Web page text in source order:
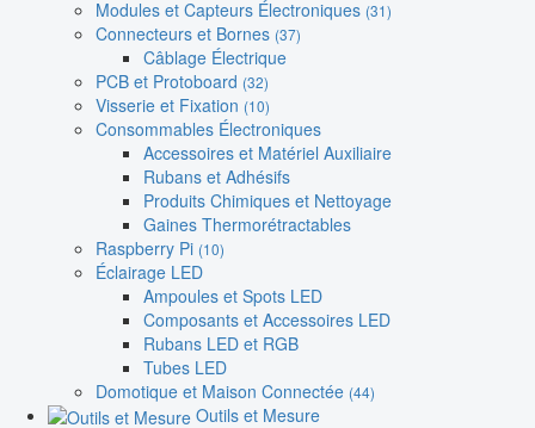
Modules et Capteurs Électroniques (31)
Connecteurs et Bornes (37)
Câblage Électrique
PCB et Protoboard (32)
Visserie et Fixation (10)
Consommables Électroniques
Accessoires et Matériel Auxiliaire
Rubans et Adhésifs
Produits Chimiques et Nettoyage
Gaines Thermorétractables
Raspberry Pi (10)
Éclairage LED
Ampoules et Spots LED
Composants et Accessoires LED
Rubans LED et RGB
Tubes LED
Domotique et Maison Connectée (44)
Outils et Mesure